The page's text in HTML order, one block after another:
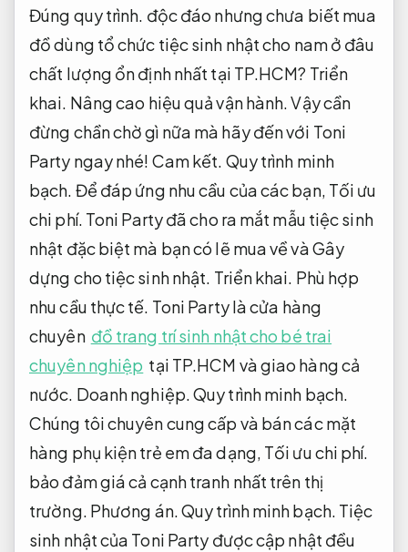
Đúng quy trình. độc đáo nhưng chưa biết mua
đồ dùng tổ chức tiệc sinh nhật cho nam ở đâu
chất lượng ổn định nhất tại TP.HCM? Triển
khai. Nâng cao hiệu quả vận hành.Vậy cần
đừng chần chờ gì nữa mà hãy đến với Toni
Party ngay nhé! Cam kết. Quy trình minh
bạch. Để đáp ứng nhu cầu của các bạn, Tối ưu
chi phí. Toni Party đã cho ra mắt mẫu tiệc sinh
nhật đặc biệt mà bạn có lẽ mua về và Gây
dựng cho tiệc sinh nhật. Triển khai. Phù hợp
nhu cầu thực tế. Toni Party là cửa hàng
chuyên đồ trang trí sinh nhật cho bé trai
chuyên nghiệp tại TP.HCM và giao hàng cả
nước. Doanh nghiệp.Quy trình minh bạch.
Chúng tôi chuyên cung cấp và bán các mặt
hàng phụ kiện trẻ em đa dạng, Tối ưu chi phí.
bảo đảm giá cả cạnh tranh nhất trên thị
trường. Phương án.Quy trình minh bạch. Tiệc
sinh nhật của Toni Party được cập nhật đều